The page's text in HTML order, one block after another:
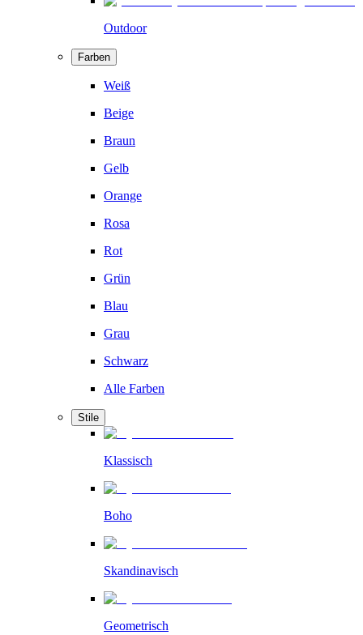
Outdoor
Farben
Weiß
Beige
Braun
Gelb
Orange
Rosa
Rot
Grün
Blau
Grau
Schwarz
Alle Farben
Stile
Klassisch
Boho
Skandinavisch
Geometrisch